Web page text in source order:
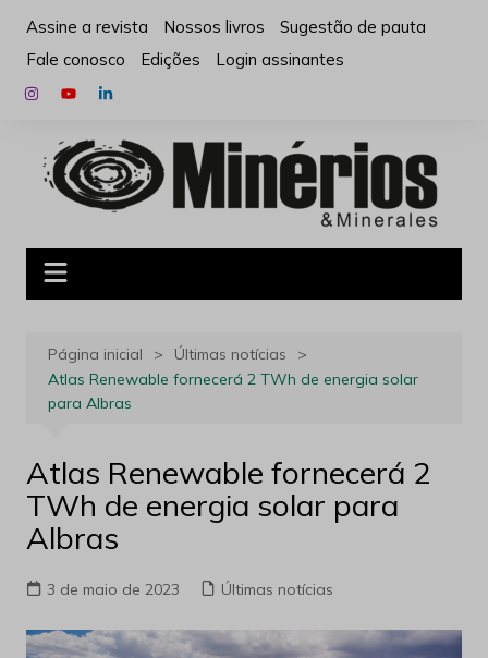
para
conteúdo
Assine a revista Nossos livros
Sugestão de pauta
Fale conosco
Edições Login assinantes
Página inicial
Últimas notícias
Atlas Renewable fornecerá 2 TWh de energia solar
para Albras
Atlas Renewable fornecerá 2
TWh de energia solar para
Albras
3 de maio de 2023 Últimas notícias